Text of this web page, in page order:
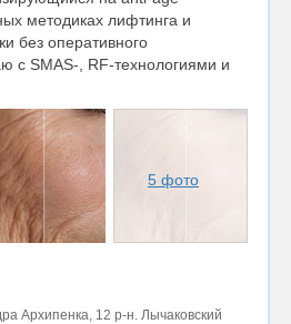
методиках лифтинга и
без оперативного
с SMAS-, RF-технологиями и
5 фото
Архипенка, 12 р-н. Лычаковский